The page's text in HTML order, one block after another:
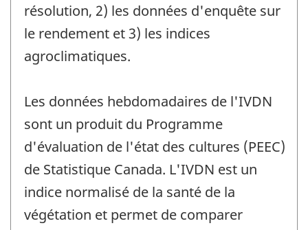
résolution, 2) les données d'enquête sur
le rendement et 3) les indices
agroclimatiques.
Les données hebdomadaires de l'IVDN
sont un produit du Programme
d'évaluation de l'état des cultures (PEEC)
de Statistique Canada. L'IVDN est un
indice normalisé de la santé de la
végétation et permet de comparer